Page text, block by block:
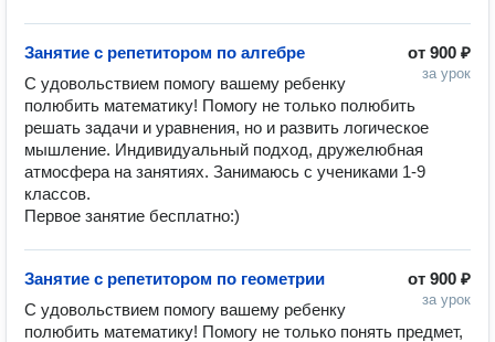
от 900 ₽
за урок
Занятие с репетитором по алгебре
С удовольствием помогу вашему ребенку
полюбить математику! Помогу не только полюбить
решать задачи и уравнения, но и развить логическое
мышление. Индивидуальный подход, дружелюбная
атмосфера на занятиях. Занимаюсь с учениками 1-9
классов.
Первое занятие бесплатно:)
от 900 ₽
за урок
Занятие с репетитором по геометрии
С удовольствием помогу вашему ребенку
полюбить математику! Помогу не только понять предмет,